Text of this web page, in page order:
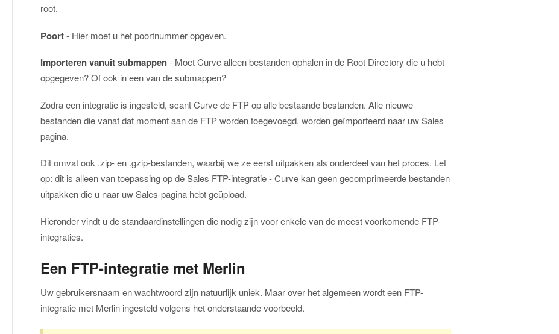
root.
Poort- Hier moet u het poortnummer opgeven.
Importeren vanuit submappen- Moet Curve alleen bestanden ophalen in de Root Directory die u hebt
opgegeven? Of ook in een van de submappen?
Zodra een integratie is ingesteld, scant Curve de FTP op alle bestaande bestanden. Alle nieuwe
bestanden die vanaf dat moment aan de FTP worden toegevoegd, worden geïmporteerd naar uw Sales
pagina.
Dit omvat ook .zip- en .gzip-bestanden, waarbij we ze eerst uitpakken als onderdeel van het proces. Let
op: dit is alleen van toepassing op de Sales FTP-integratie - Curve kan geen gecomprimeerde bestanden
uitpakken die u naar uw Sales-pagina hebt geüpload.
Hieronder vindt u de standaardinstellingen die nodig zijn voor enkele van de meest voorkomende FTP-
integraties.
Een FTP-integratie met Merlin
Uw gebruikersnaam en wachtwoord zijn natuurlijk uniek. Maar over het algemeen wordt een FTP-
integratie met Merlin ingesteld volgens het onderstaande voorbeeld.